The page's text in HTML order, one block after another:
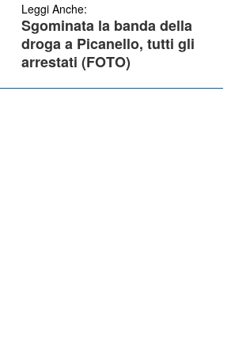
Leggi Anche:
Sgominata la banda della
droga a Picanello, tutti gli
arrestati (FOTO)